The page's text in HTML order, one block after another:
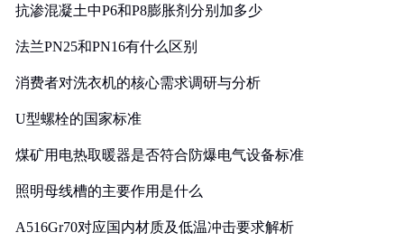
抗渗混凝土中P6和P8膨胀剂分别加多少
法兰PN25和PN16有什么区别
消费者对洗衣机的核心需求调研与分析
U型螺栓的国家标准
煤矿用电热取暖器是否符合防爆电气设备标准
照明母线槽的主要作用是什么
A516Gr70对应国内材质及低温冲击要求解析